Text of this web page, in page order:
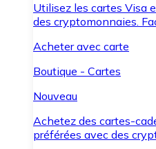
Utilisez les cartes Visa
des cryptomonnaies.
Acheter avec carte
Boutique - Cartes
Nouveau
Achetez des cartes-
préférées avec des